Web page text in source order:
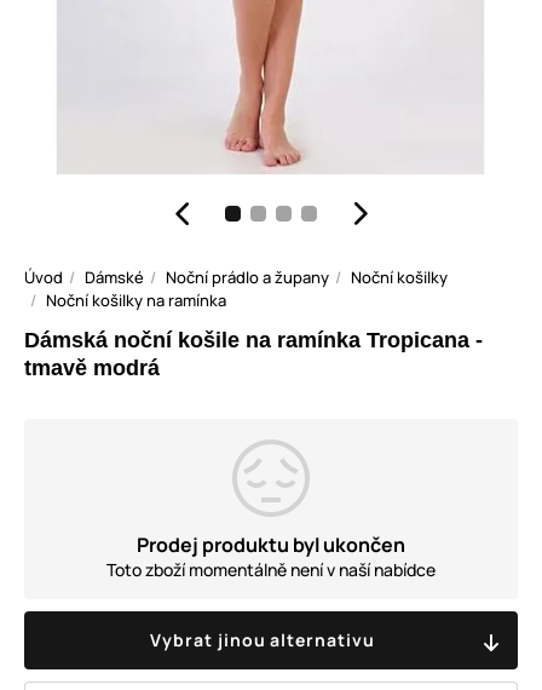
Úvod Dámské Noční prádlo a župany
Noční košilky
Noční košilky na ramínka
Dámská noční košile na ramínka Tropicana -
tmavě modrá
Prodej produktu byl ukončen
Toto zboží momentálně není v naší nabídce
Vybrat jinou alternativu